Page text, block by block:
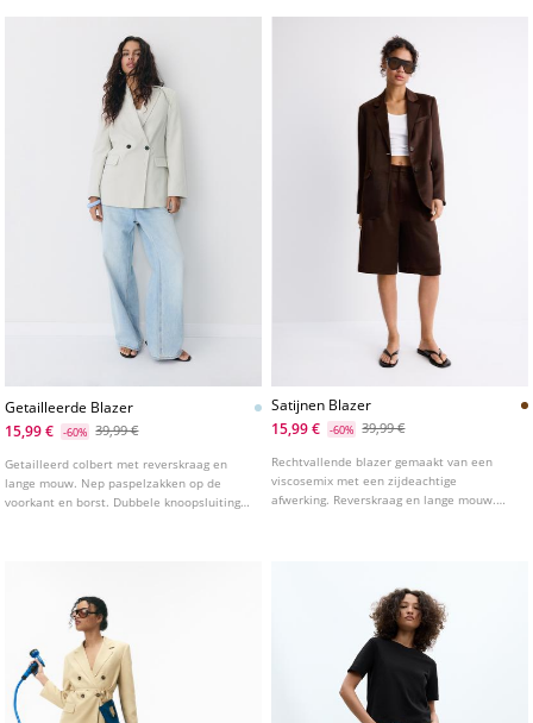
Getailleerde Blazer
15,99 €
-60% 39,99 €
Getailleerd colbert met reverskraag en
lange mouw. Nep paspelzakken op de
voorkant en borst. Dubbele knoopsluiting
Satijnen Blazer
15,99 €
-60% 39,99 €
Rechtvallende blazer gemaakt van een
viscosemix met een zijdeachtige
afwerking. Reverskraag en lange mouw.